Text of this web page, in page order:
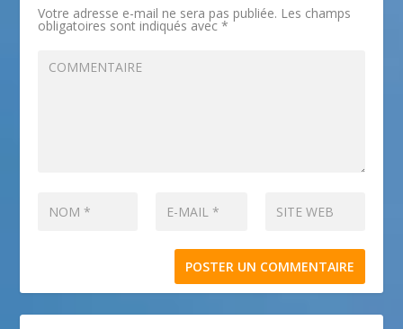
Votre adresse e-mail ne sera pas publiée. Les champs
obligatoires sont indiqués avec*